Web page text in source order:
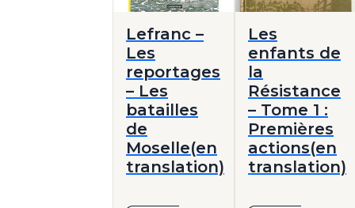
Lefranc –
Les
reportages
– Les
batailles
de
Moselle(en
translation)
Les
enfants de
la
Résistance
– Tome 1 :
Premières
actions(en
translation)